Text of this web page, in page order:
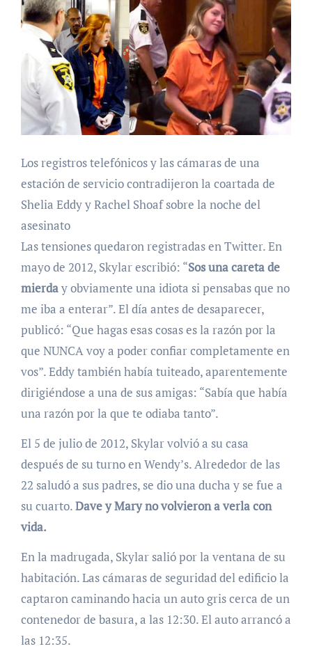
Los registros telefónicos y las cámaras de una
estación de servicio contradijeron la coartada de
Shelia Eddy y Rachel Shoaf sobre la noche del
asesinato
Las tensiones quedaron registradas en Twitter. En
mayo de 2012, Skylar escribió: “Sos una careta de
mierday obviamente una idiota si pensabas que no
me iba a enterar”. El día antes de desaparecer,
publicó: “Que hagas esas cosas es la razón por la
que NUNCA voy a poder confiar completamente en
vos”. Eddy también había tuiteado, aparentemente
dirigiéndose a una de sus amigas: “Sabía que había
una razón por la que te odiaba tanto”.
El 5 de julio de 2012, Skylar volvió a su casa
después de su turno en Wendy’s. Alrededor de las
22 saludó a sus padres, se dio una ducha y se fue a
su cuarto.Dave y Mary no volvieron a verla con
vida.
En la madrugada, Skylar salió por la ventana de su
habitación. Las cámaras de seguridad del edificio la
captaron caminando hacia un auto gris cerca de un
contenedor de basura, a las 12:30. El auto arrancó a
las 12:35.